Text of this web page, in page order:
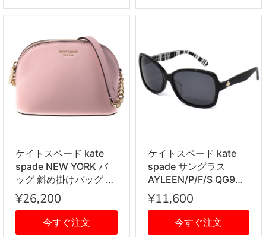
ケイトスペード kate
spade NEW YORK バ
ッグ 斜め掛けバッグ チ
ェーンバッグ ショルダ
ーバッグ PWRU7850
955 ピンク
¥26,200
今すぐ注文
ケイトスペード kate
spade サングラス
AYLEEN/P/F/S QG9
TD 58 アジアンフィッ
ト レディース ブラック
¥11,600
今すぐ注文